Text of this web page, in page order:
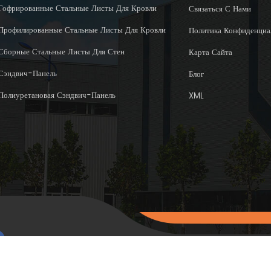
Стальные Листы Для Кровли
Стальные Листы Для Кровли
Стальные Листы Для Стен
Панель
Сэндвич-Панель
Связаться С Нами
Политика
Карта Сайта
Блог
XML